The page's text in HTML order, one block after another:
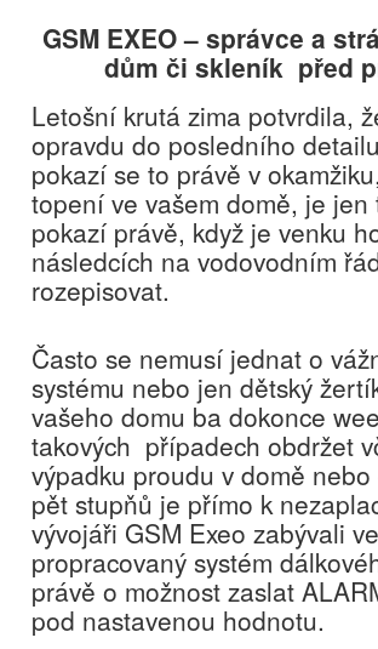
GSM EXEO – správce a
dům či skleník před
Letošní krutá zima potvrdila,
opravdu do posledního
pokazí se to právě v
topení ve vašem domě, je
pokazí právě, když je venku
následcích na vodovodním
rozepisovat.
Často se nemusí jednat o
systému nebo jen dětský
vašeho domu ba dokonce
takových případech obdržet
výpadku proudu v domě
pět stupňů je přímo k
vývojáři GSM Exeo zabývali
propracovaný systém
právě o možnost zaslat
pod nastavenou hodnotu.